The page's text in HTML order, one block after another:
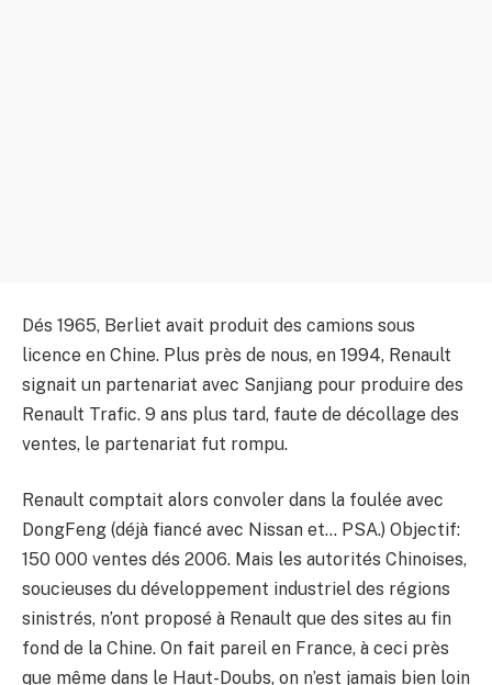
Dés 1965, Berliet avait produit des camions sous
licence en Chine. Plus près de nous, en 1994, Renault
signait un partenariat avec Sanjiang pour produire des
Renault Trafic. 9 ans plus tard, faute de décollage des
ventes, le partenariat fut rompu.
Renault comptait alors convoler dans la foulée avec
DongFeng (déjà fiancé avec Nissan et… PSA.) Objectif:
150 000 ventes dés 2006. Mais les autorités Chinoises,
soucieuses du développement industriel des régions
sinistrés, n’ont proposé à Renault que des sites au fin
fond de la Chine. On fait pareil en France, à ceci près
que même dans le Haut-Doubs, on n’est jamais bien loin